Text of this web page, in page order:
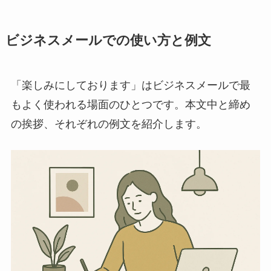
ビジネスメールでの使い方と例文
「楽しみにしております」はビジネスメールで最
もよく使われる場面のひとつです。本文中と締め
の挨拶、それぞれの例文を紹介します。